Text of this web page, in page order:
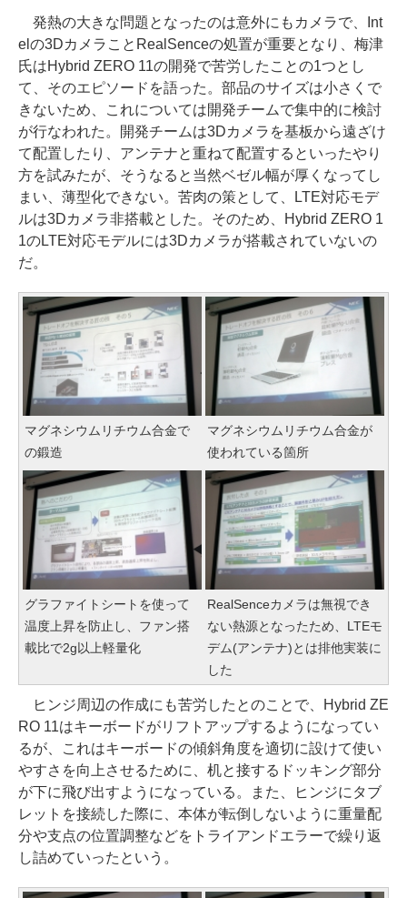
発熱の大きな問題となったのは意外にもカメラで、Int
elの3DカメラことRealSenceの処置が重要となり、梅津
氏はHybrid ZERO 11の開発で苦労したことの1つとし
て、そのエピソードを語った。部品のサイズは小さくで
きないため、これについては開発チームで集中的に検討
が行なわれた。開発チームは3Dカメラを基板から遠ざけ
て配置したり、アンテナと重ねて配置するといったやり
方を試みたが、そうなると当然ベゼル幅が厚くなってし
まい、薄型化できない。苦肉の策として、LTE対応モデ
ルは3Dカメラ非搭載とした。そのため、Hybrid ZERO 1
1のLTE対応モデルには3Dカメラが搭載されていないの
だ。
マグネシウムリチウム合金で
の鍛造
マグネシウムリチウム合金が
使われている箇所
グラファイトシートを使って
温度上昇を防止し、ファン搭
載比で2g以上軽量化
RealSenceカメラは無視でき
ない熱源となったため、LTEモ
デム(アンテナ)とは排他実装に
した
ヒンジ周辺の作成にも苦労したとのことで、Hybrid ZE
RO 11はキーボードがリフトアップするようになってい
るが、これはキーボードの傾斜角度を適切に設けて使い
やすさを向上させるために、机と接するドッキング部分
が下に飛び出すようになっている。また、ヒンジにタブ
レットを接続した際に、本体が転倒しないように重量配
分や支点の位置調整などをトライアンドエラーで繰り返
し詰めていったという。